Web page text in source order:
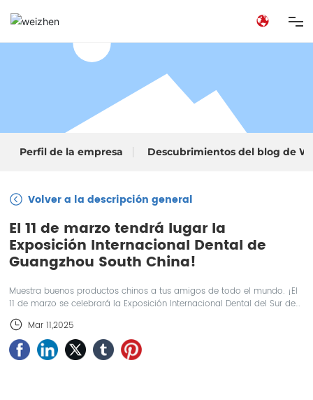
Clínica Dental
Perfil de la empresa Descubrimientos del blog de
Volver a la descripción general
El 11 de marzo tendrá lugar la
Exposición Internacional Dental de
Guangzhou South China!
Muestra buenos productos chinos a tus amigos de todo el mundo. ¡El
11 de marzo se celebrará la Exposición Internacional Dental del Sur de
China de Guangzhou!
Mar 11,2025